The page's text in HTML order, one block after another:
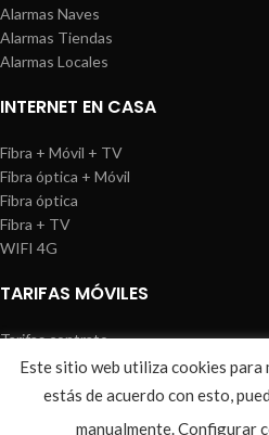
Alarmas Naves
Alarmas Tiendas
Alarmas Locales
INTERNET EN CASA
Fibra + Móvil + TV
Fibra óptica + Móvil
Fibra óptica
Fibra + TV
WIFI 4G
TARIFAS MÓVILES
Tarifas contrato
Tarifas prepago
WIREDOSAFE Aviso Legal
Este sitio web utiliza cookies para
estás de acuerdo con esto,
manualmente.Configurar